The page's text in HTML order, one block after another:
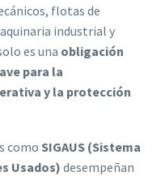
flotas de
industrial y
es una obligación
para la
y la protección
como SIGAUS (Sistema
Usados) desempeñan